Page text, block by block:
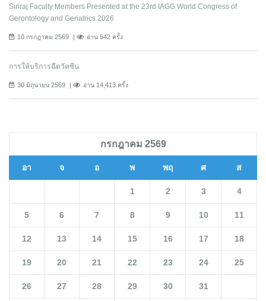
Siriraj Faculty Members Presented at the 23rd IAGG World Congress of
Gerontology and Geriatrics 2026
10 กรกฎาคม 2569 อ่าน 542 ครั้ง
การให้บริการฉีดวัคซีน
30 มิถุนายน 2569 อ่าน 14,413 ครั้ง
กรกฎาคม 2569
อา จ อ พ พฤ ศ ส
1 2 3 4
5 6 7 8 9 10 11
12 13 14 15 16 17 18
19 20 21 22 23 24 25
26 27 28 29 30 31